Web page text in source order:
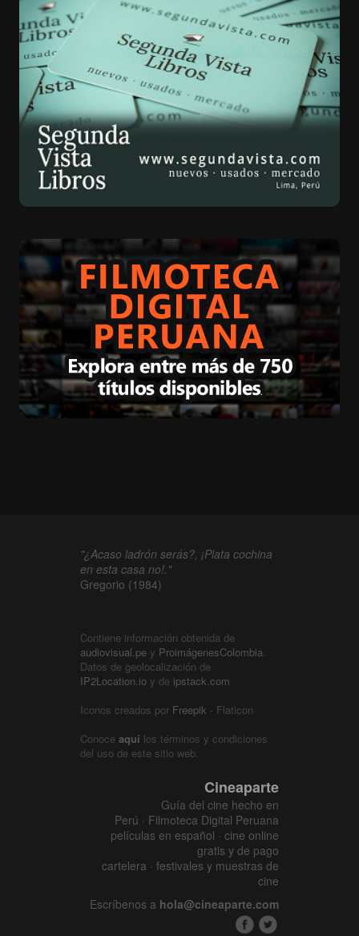
"¿Acaso ladrón serás?, ¡Plata cochina
en esta casa no!."
Gregorio (1984)
Contiene información obtenida de
audiovisual.pe y ProimágenesColombia.
Datos de geolocalización de
IP2Location.io y de ipstack.com
Iconos creados por Freepik - Flaticon
Conoce aquí los términos y condiciones
del uso de este sitio web.
Cineaparte
Guía del cine hecho en
Perú · Filmoteca Digital Peruana
películas en español · cine online
gratis y de pago
cartelera · festivales y muestras de
cine
Escríbenos a hola@cineaparte.com